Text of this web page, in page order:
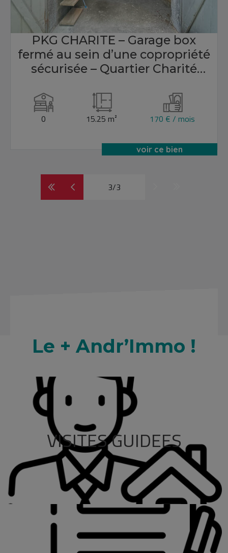
PKG CHARITE – Garage box
fermé au sein d’une copropriété
sécurisée – Quartier Charité
0 15.25 m² 170 € / mois
voir ce bien
3/3
Le + Andr’Immo !
VISITES GUIDEES